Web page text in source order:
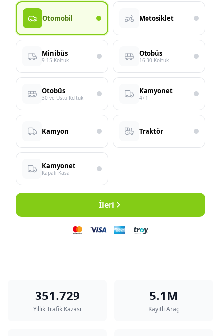
Otomobil Motosiklet
Minibüs
9-15 Koltuk
Otobüs
16-30 Koltuk
Otobüs
30 ve Üstü Koltuk
Kamyonet
4+1
Kamyon Traktör
Kamyonet
Kapalı Kasa
İleri
351.729
Yıllık Trafik Kazası
5.1M
Kayıtlı Araç